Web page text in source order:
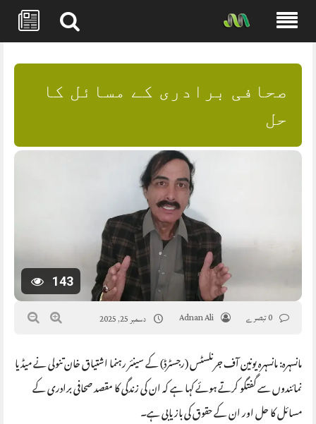
content
صحافی برادری کے مسائل کا
حل
143
Adnan Ali دسمبر 25, 2025
مانسہرہ: مانسہرہ یونین آف جرنلسٹس (رجسٹرڈ) کے سینئر رہنما اشتیاق خان تنولی نے میڈیا
نمائندوں سے گفتگو کرتے ہوئے کہا ہے کہ ان کی زندگی کا مقصد صحافی برادری کے
مسائل کا حل اور ان کے حقوق کی بازیابی ہے۔